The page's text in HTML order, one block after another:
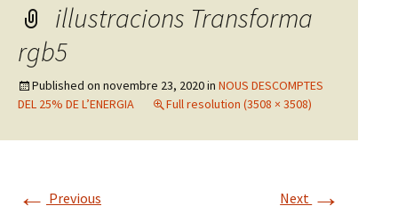
illustracions Transforma
rgb5
Published on novembre 23, 2020in NOUS DESCOMPTES
DEL 25% DE L’ENERGIA
Full resolution (3508 × 3508)
← Previous Next→